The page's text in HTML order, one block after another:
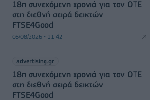
18η συνεχόμενη χρονιά για τον ΟΤΕ
στη διεθνή σειρά δεικτών
FTSE4Good
06/08/2026 - 11:42
advertising.gr
18η συνεχόμενη χρονιά για τον ΟΤΕ
στη διεθνή σειρά δεικτών
FTSE4Good